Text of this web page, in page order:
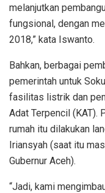
melanjutkan
fungsional, dengan
2018,” kata Iswanto.
Bahkan, berbagai
pemerintah untuk
fasilitas listrik dan
Adat Terpencil (KAT).
rumah itu dilakukan
Iriansyah (saat itu
Gubernur Aceh).
“Jadi, kami